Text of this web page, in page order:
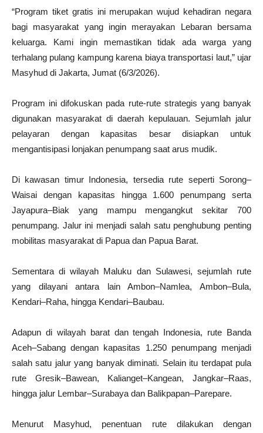
“Program tiket gratis ini merupakan wujud kehadiran negara
bagi masyarakat yang ingin merayakan Lebaran bersama
keluarga. Kami ingin memastikan tidak ada warga yang
terhalang pulang kampung karena biaya transportasi laut,” ujar
Masyhud di Jakarta, Jumat (6/3/2026).
Program ini difokuskan pada rute-rute strategis yang banyak
digunakan masyarakat di daerah kepulauan. Sejumlah jalur
pelayaran dengan kapasitas besar disiapkan untuk
mengantisipasi lonjakan penumpang saat arus mudik.
Di kawasan timur Indonesia, tersedia rute seperti Sorong–
Waisai dengan kapasitas hingga 1.600 penumpang serta
Jayapura–Biak yang mampu mengangkut sekitar 700
penumpang. Jalur ini menjadi salah satu penghubung penting
mobilitas masyarakat di Papua dan Papua Barat.
Sementara di wilayah Maluku dan Sulawesi, sejumlah rute
yang dilayani antara lain Ambon–Namlea, Ambon–Bula,
Kendari–Raha, hingga Kendari–Baubau.
Adapun di wilayah barat dan tengah Indonesia, rute Banda
Aceh–Sabang dengan kapasitas 1.250 penumpang menjadi
salah satu jalur yang banyak diminati. Selain itu terdapat pula
rute Gresik–Bawean, Kalianget–Kangean, Jangkar–Raas,
hingga jalur Lembar–Surabaya dan Balikpapan–Parepare.
Menurut Masyhud, penentuan rute dilakukan dengan